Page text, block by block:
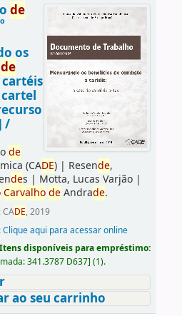
de
os
de
cartel
/
de
(CADE)| Resende,
des | Motta, Lucas Varjão|
Carvalho deAndrade.
CADE, 2019
Clique aqui para acessar online
disponíveis para empréstimo:
341.3787 D637] (1).
ao seu carrinho